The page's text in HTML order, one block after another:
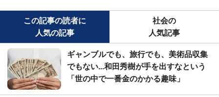
この記事の読者に
人気の記事
社会の
人気記事
ギャンブルでも、旅行でも、美術品収集
でもない...和田秀樹が手を出すなという
「世の中で一番金のかかる趣味」